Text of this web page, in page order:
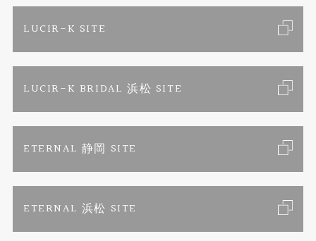
エタニティリング
婚約ネックレス
真珠ネックレス
トピックス
リフォーム
お問い合わせ
特定商取引に関する表記
LUCIR-K SITE
LUCIR-K BRIDAL 浜松 SITE
ETERNAL 静岡 SITE
ETERNAL 浜松 SITE